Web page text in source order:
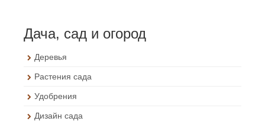
Дача, сад и огород
Деревья
Растения сада
Удобрения
Дизайн сада